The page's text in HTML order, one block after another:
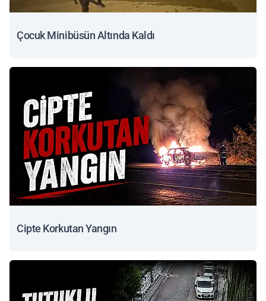
Çocuk Minibüsün Altında Kaldı
Cipte Korkutan Yangın